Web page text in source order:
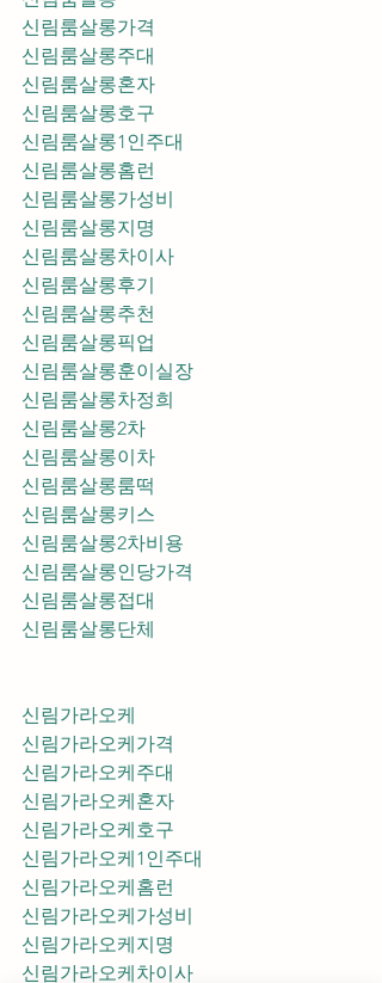
신림룸살롱가격
신림룸살롱주대
신림룸살롱혼자
신림룸살롱호구
신림룸살롱1인주대
신림룸살롱홈런
신림룸살롱가성비
신림룸살롱지명
신림룸살롱차이사
신림룸살롱후기
신림룸살롱추천
신림룸살롱훈이실장
신림룸살롱차정희
신림룸살롱2차
신림룸살롱이차
신림룸살롱룸떡
신림룸살롱키스
신림룸살롱2차비용
신림룸살롱인당가격
신림룸살롱접대
신림룸살롱단체
신림가라오케
신림가라오케가격
신림가라오케주대
신림가라오케혼자
신림가라오케호구
신림가라오케1인주대
신림가라오케홈런
신림가라오케가성비
신림가라오케지명
신림가라오케차이사